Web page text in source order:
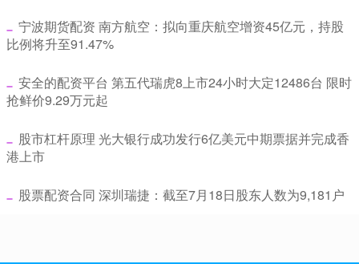
​宁波期货配资 南方航空：拟向重庆航空增资45亿元，持股
比例将升至91.47%
​安全的配资平台 第五代瑞虎8上市24小时大定12486台 限时
抢鲜价9.29万元起
​股市杠杆原理 光大银行成功发行6亿美元中期票据并完成香
港上市
​股票配资合同 深圳瑞捷：截至7月18日股东人数为9,181户